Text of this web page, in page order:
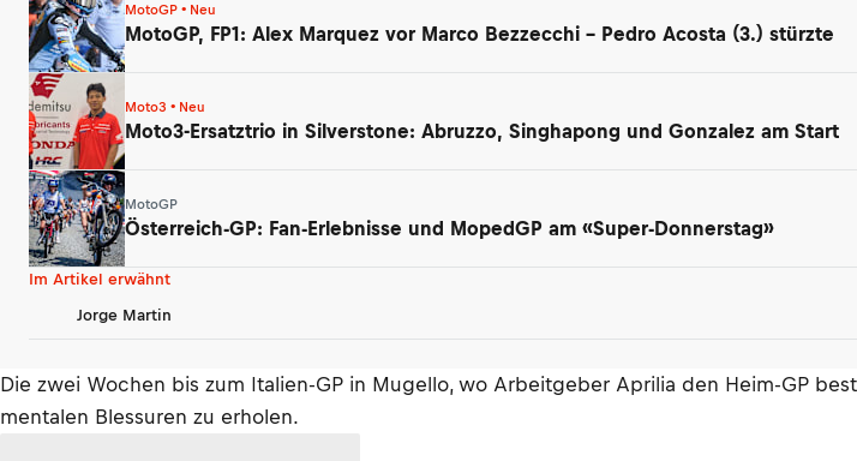
MotoGP • Neu
MotoGP, FP1: Alex Marquez vor Marco Bezzecchi – Pedro Acosta (3.) stürzte
Moto3 • Neu
Moto3-Ersatztrio in Silverstone: Abruzzo, Singhapong und Gonzalez am Start
MotoGP
Österreich-GP: Fan-Erlebnisse und MopedGP am «Super-Donnerstag»
Im Artikel erwähnt
Jorge Martin
Die zwei Wochen bis zum Italien-GP in Mugello, wo Arbeitgeber Aprilia den Heim-GP
mentalen Blessuren zu erholen.